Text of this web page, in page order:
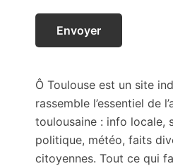
Ô Toulouse est un site
rassemble l’essentiel de
toulousaine : info locale,
politique, météo, faits
citoyennes. Tout ce qui